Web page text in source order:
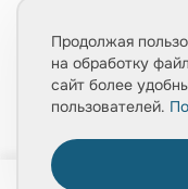
Продолжая
на обработку
сайт более
пользователей.